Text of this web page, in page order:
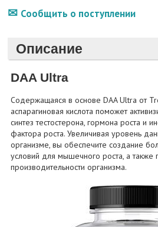
Сообщить о поступлении
Описание
DAA Ultra
Содержащаяся в основе DAA Ultra от
аспарагиновая кислота поможет
синтез тестостерона, гормона роста и
фактора роста. Увеличивая уровень
организме, вы обеспечите создание
условий для мышечного роста, а
производительности организма.